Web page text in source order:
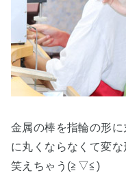
金属の棒を指輪の形
に丸くならなくて変な
笑えちゃう(≧▽≦)